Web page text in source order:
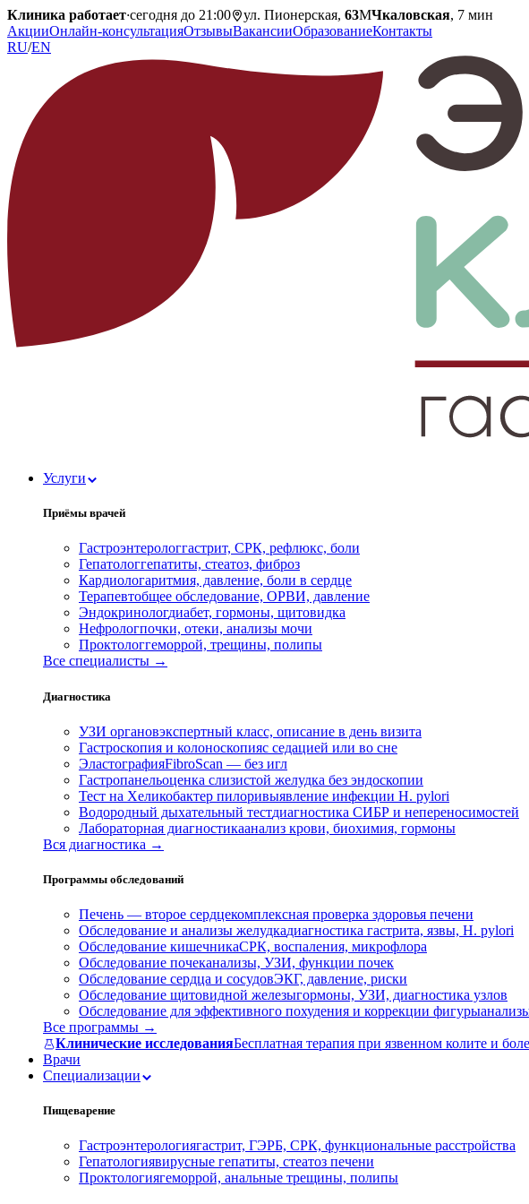
Клиника работает·сегодня до 21:00 ул. Пионерская, 63МЧкаловская, 7 мин
АкцииОнлайн-консультацияОтзывыВакансииОбразованиеКонтакты
RU/EN
Услуги
Приёмы врачей
Гастроэнтерологгастрит, СРК, рефлюкс, боли
Гепатологгепатиты, стеатоз, фиброз
Кардиологаритмия, давление, боли в сердце
Терапевтобщее обследование, ОРВИ, давление
Эндокринологдиабет, гормоны, щитовидка
Нефрологпочки, отеки, анализы мочи
Проктологгеморрой, трещины, полипы
Все специалисты →
Диагностика
УЗИ органовэкспертный класс, описание в день визита
Гастроскопия и колоноскопияс седацией или во сне
ЭластографияFibroScan — без игл
Гастропанельоценка слизистой желудка без эндоскопии
Тест на Хеликобактер пилоривыявление инфекции H. pylori
Водородный дыхательный тестдиагностика СИБР и непереносимостей
Лабораторная диагностикаанализ крови, биохимия, гормоны
Вся диагностика →
Программы обследований
Печень — второе сердцекомплексная проверка здоровья печени
Обследование и анализы желудкадиагностика гастрита, язвы, H. pylori
Обследование кишечникаСРК, воспаления, микрофлора
Обследование почеканализы, УЗИ, функции почек
Обследование сердца и сосудовЭКГ, давление, риски
Обследование щитовидной железыгормоны, УЗИ, диагностика узлов
Обследование для эффективного похудения и коррекции фигуры
Все программы →
Клинические исследованияБесплатная терапия при язвенном колите и
Врачи
Специализации
Пищеварение
Гастроэнтерологиягастрит, ГЭРБ, СРК, функциональные расстройства
Гепатологиявирусные гепатиты, стеатоз печени
Проктологиягеморрой, анальные трещины, полипы